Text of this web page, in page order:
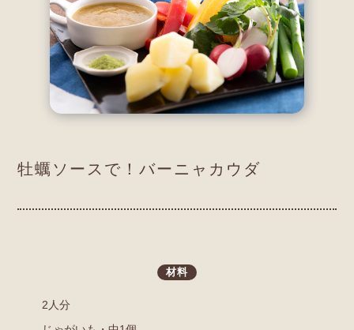
牡蠣ソースで！バーニャカウダ
材料
2人分